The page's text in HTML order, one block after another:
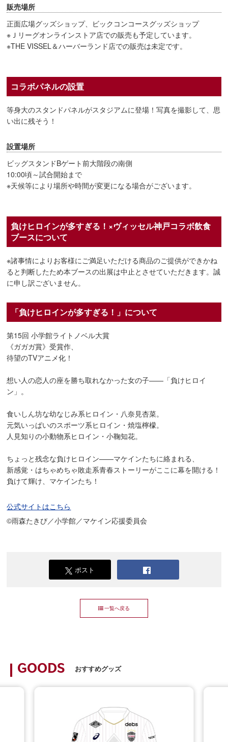
販売場所
正面広場グッズショップ、ビックコンコースグッズショップ
※Ｊリーグオンラインストア店での販売も予定しています。
※THE VISSEL＆ハーバーランド店での販売は未定です。
コラボパネルの設置
等身大のスタンドパネルがスタジアムに登場！写真を撮影して、思
い出に残そう！
設置場所
ビッグスタンドBゲート前大階段の南側
10:00頃～試合開始まで
※天候等により場所や時間が変更になる場合がございます。
負けヒロインが多すぎる！×ヴィッセル神戸コラボ飲食
ブースについて
※諸事情によりお客様にご満足いただける商品のご提供ができかね
ると判断したため本ブースの出展は中止とさせていただきます。誠
に申し訳ございません。
「負けヒロインが多すぎる！」について
第15回 小学館ライトノベル大賞
《ガガガ賞》受賞作、
待望のTVアニメ化！
想い人の恋人の座を勝ち取れなかった女の子——「負けヒロイ
ン」。
食いしん坊な幼なじみ系ヒロイン・八奈見杏菜。
元気いっぱいのスポーツ系ヒロイン・焼塩檸檬。
人見知りの小動物系ヒロイン・小鞠知花。
ちょっと残念な負けヒロイン——マケインたちに絡まれる、
新感覚・はちゃめちゃ敗走系青春ストーリーがここに幕を開ける！
負けて輝け、マケインたち！
公式サイトはこちら
©雨森たきび／小学館／マケイン応援委員会
ポスト
一覧へ戻る
GOODS おすすめグッズ